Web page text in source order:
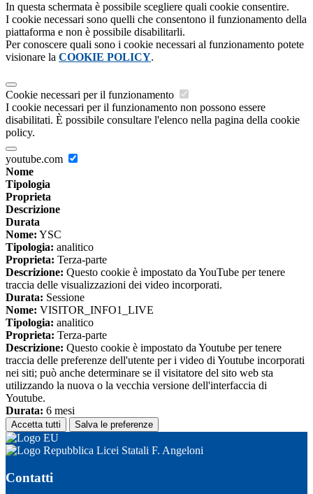
In questa schermata è possibile scegliere quali cookie consentire.
I cookie necessari sono quelli che consentono il funzionamento della
piattaforma e non è possibile disabilitarli.
Per conoscere quali sono i cookie necessari al funzionamento potete
visionare la COOKIE POLICY.
Cookie necessari per il funzionamento
I cookie necessari per il funzionamento non possono essere
disabilitati. È possibile consultare l'elenco nella pagina della cookie
policy.
youtube.com
Nome
Tipologia
Proprieta
Descrizione
Durata
Nome: YSC
Tipologia: analitico
Proprieta: Terza-parte
Descrizione: Questo cookie è impostato da YouTube per tenere
traccia delle visualizzazioni dei video incorporati.
Durata: Sessione
Nome: VISITOR_INFO1_LIVE
Tipologia: analitico
Proprieta: Terza-parte
Descrizione: Questo cookie è impostato da Youtube per tenere
traccia delle preferenze dell'utente per i video di Youtube incorporati
nei siti; può anche determinare se il visitatore del sito web sta
utilizzando la nuova o la vecchia versione dell'interfaccia di
Youtube.
Durata: 6 mesi
Accetta tutti Salva le preferenze
Licei Statali F. Angeloni
Contatti